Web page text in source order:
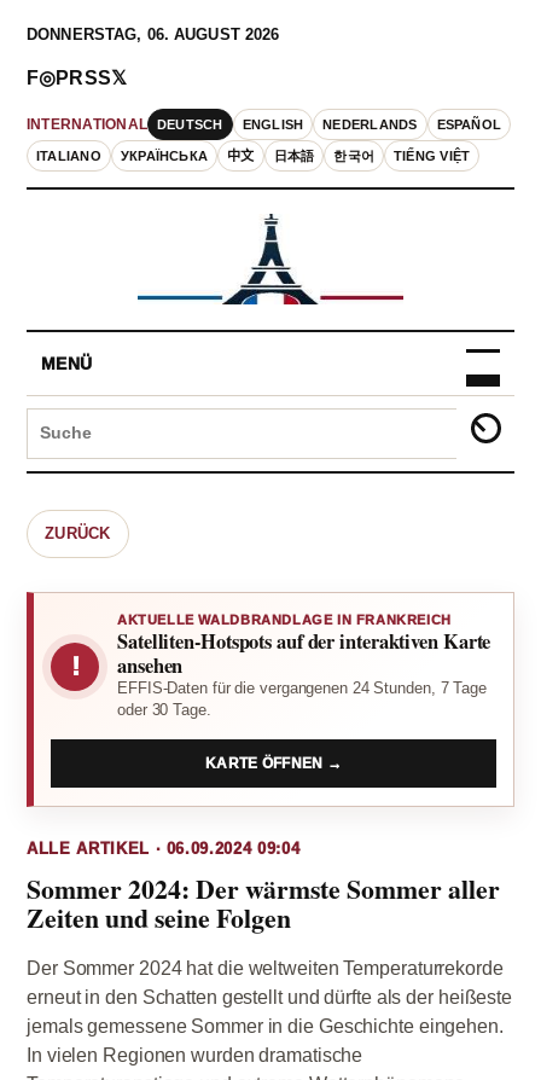
DONNERSTAG, 06. AUGUST 2026
INTERNATIONAL DEUTSCH ENGLISH NEDERLANDS ESPAÑOL
ITALIANO УКРАЇНСЬКА 中文 日本語 한국어 TIẾNG VIỆT
F◎PRSS𝕏
MENÜ
ZURÜCK
!
AKTUELLE WALDBRANDLAGE IN FRANKREICH
Satelliten-Hotspots auf der interaktiven Karte
ansehen
EFFIS-Daten für die vergangenen 24 Stunden, 7 Tage
oder 30 Tage.
KARTE ÖFFNEN →
ALLE ARTIKEL · 06.09.2024 09:04
Sommer 2024: Der wärmste Sommer aller
Zeiten und seine Folgen
Der Sommer 2024 hat die weltweiten Temperaturrekorde
erneut in den Schatten gestellt und dürfte als der heißeste
jemals gemessene Sommer in die Geschichte eingehen.
In vielen Regionen wurden dramatische